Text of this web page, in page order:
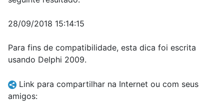
28/09/2018 15:14:15
Para fins de compatibilidade, esta dica foi escrita
usando Delphi 2009.
Link para compartilhar na Internet ou com seus
amigos: